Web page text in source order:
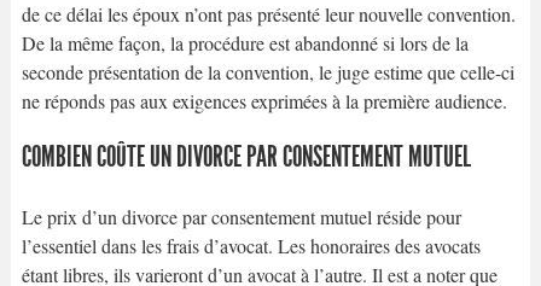
de ce délai les époux n’ont pas présenté leur nouvelle convention.
De la même façon, la procédure est abandonné si lors de la
seconde présentation de la convention, le juge estime que celle-ci
ne réponds pas aux exigences exprimées à la première audience.
COMBIEN COÛTE UN DIVORCE PAR CONSENTEMENT MUTUEL
Le prix d’un divorce par consentement mutuel réside pour
l’essentiel dans les frais d’avocat. Les honoraires des avocats
étant libres, ils varieront d’un avocat à l’autre. Il est a noter que